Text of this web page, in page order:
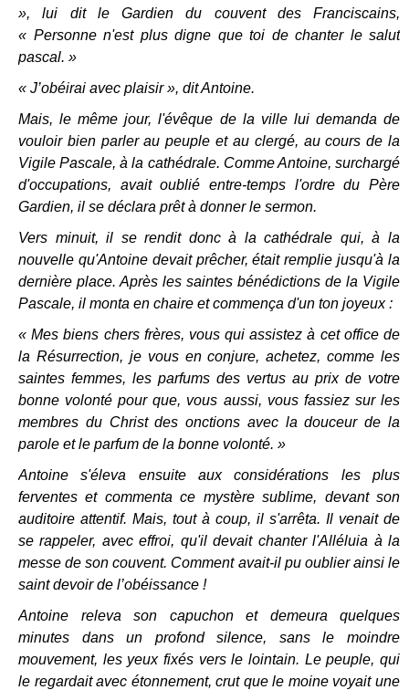
», lui dit le Gardien du couvent des Franciscains,
« Personne n'est plus digne que toi de chanter le salut
pascal. »
« J’obéirai avec plaisir », dit Antoine.
Mais, le même jour, l'évêque de la ville lui demanda de
vouloir bien parler au peuple et au clergé, au cours de la
Vigile Pascale, à la cathédrale. Comme Antoine, surchargé
d'occupations, avait oublié entre-temps l'ordre du Père
Gardien, il se déclara prêt à donner le sermon.
Vers minuit, il se rendit donc à la cathédrale qui, à la
nouvelle qu'Antoine devait prêcher, était remplie jusqu'à la
dernière place. Après les saintes bénédictions de la Vigile
Pascale, il monta en chaire et commença d'un ton joyeux :
« Mes biens chers frères, vous qui assistez à cet office de
la Résurrection, je vous en conjure, achetez, comme les
saintes femmes, les parfums des vertus au prix de votre
bonne volonté pour que, vous aussi, vous fassiez sur les
membres du Christ des onctions avec la douceur de la
parole et le parfum de la bonne volonté. »
Antoine s'éleva ensuite aux considérations les plus
ferventes et commenta ce mystère sublime, devant son
auditoire attentif. Mais, tout à coup, il s'arrêta. Il venait de
se rappeler, avec effroi, qu'il devait chanter l'Alléluia à la
messe de son couvent. Comment avait-il pu oublier ainsi le
saint devoir de l’obéissance !
Antoine releva son capuchon et demeura quelques
minutes dans un profond silence, sans le moindre
mouvement, les yeux fixés vers le lointain. Le peuple, qui
le regardait avec étonnement, crut que le moine voyait une